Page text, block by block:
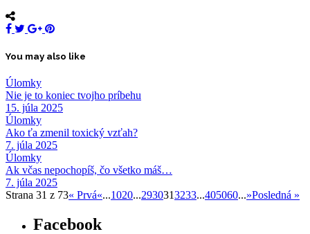
You may also like
Úlomky
Nie je to koniec tvojho príbehu
15. júla 2025
Úlomky
Ako ťa zmenil toxický vzťah?
7. júla 2025
Úlomky
Ak včas nepochopíš, čo všetko máš…
7. júla 2025
Strana 31 z 73« Prvá«...1020...2930313233...405060...»Posledná »
Facebook